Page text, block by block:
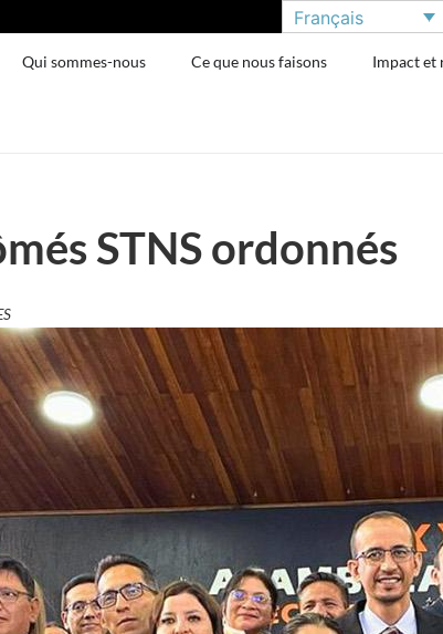
Français
Qui sommes-nous Ce que nous faisons Impact et
STNS ordonnés